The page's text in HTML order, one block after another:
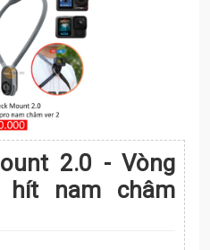
2.0 - Vòng
hít nam châm